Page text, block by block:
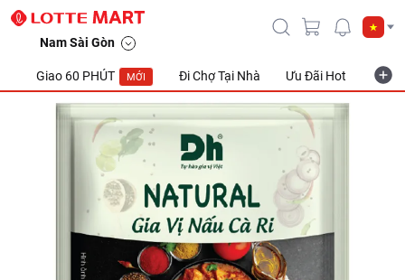
Nam Sài Gòn
Giao 60 PHÚT MỚI Đi Chợ Tại Nhà Ưu Đãi Hot